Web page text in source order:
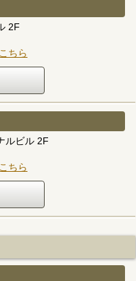
2F
ちら
ルビル 2F
ちら